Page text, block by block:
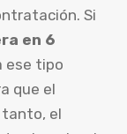
Si
en 6
ese tipo
que el
tanto, el